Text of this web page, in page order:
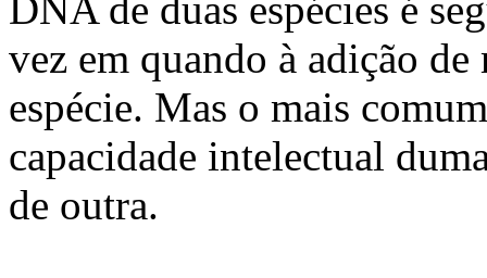
DNA de duas espécies é
vez em quando à adição
espécie. Mas o mais
capacidade intelectual
de outra.